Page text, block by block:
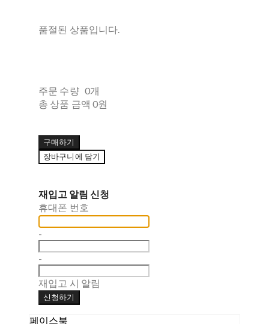
품절된 상품입니다.
주문 수량 0개
총 상품 금액 0원
구매하기
장바구니에 담기
재입고 알림 신청
휴대폰 번호
-
-
재입고 시 알림
신청하기
페이스북